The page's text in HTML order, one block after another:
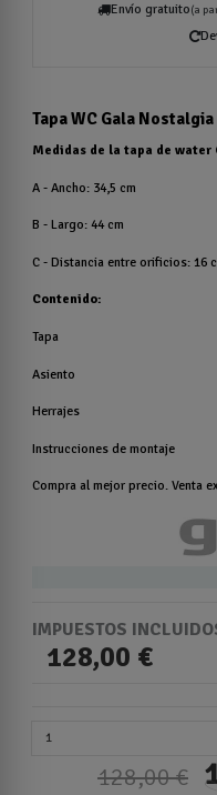
Envío gratuito(a
Tapa WC Gala
Medidas de la tapa de water
A - Ancho: 34,5 cm
B - Largo: 44 cm
C - Distancia entre orificios: 16
Contenido:
Tapa
Asiento
Herrajes
Instrucciones de montaje
Compra al mejor precio. Venta
IMPUESTOS
128,00 €
128,00 €